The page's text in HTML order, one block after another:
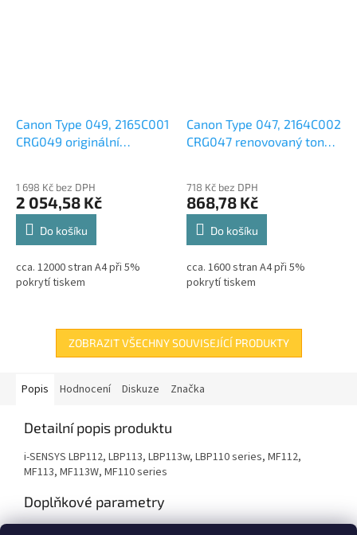
Canon Type 049, 2165C001
CRG049 originální
1 698 Kč bez DPH
2 054,58 Kč
Do košíku
cca. 12000 stran A4 při 5%
pokrytí tiskem
Canon Type 047, 2164C002
CRG047 renovovaný toner
718 Kč bez DPH
868,78 Kč
Do košíku
cca. 1600 stran A4 při 5%
pokrytí tiskem
ZOBRAZIT VŠECHNY SOUVISEJÍCÍ PRODUKTY
Popis Hodnocení Diskuze Značka
Detailní popis produktu
i-SENSYS LBP112, LBP113, LBP113w, LBP110 series, MF112,
MF113, MF113W, MF110 series
Doplňkové parametry